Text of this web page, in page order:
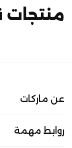
منتجات
عن ماركات
روابط مهمة